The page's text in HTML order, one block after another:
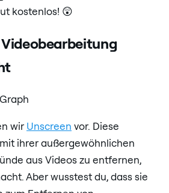
kostenlos! 😲
Videobearbeitung
wir Unscreen vor. Diese
ihrer außergewöhnlichen
aus Videos zu entfernen,
Aber wusstest du, dass sie